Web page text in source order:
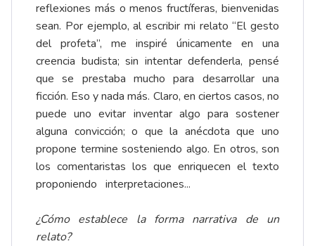
reflexiones más o menos fructíferas, bienvenidas
sean. Por ejemplo, al escribir mi relato “El gesto
del profeta”, me inspiré únicamente en una
creencia budista; sin intentar defenderla, pensé
que se prestaba mucho para desarrollar una
ficción. Eso y nada más. Claro, en ciertos casos, no
puede uno evitar inventar algo para sostener
alguna convicción; o que la anécdota que uno
propone termine sosteniendo algo. En otros, son
los comentaristas los que enriquecen el texto
proponiendo interpretaciones...
¿Cómo establece la forma narrativa de un
relato?